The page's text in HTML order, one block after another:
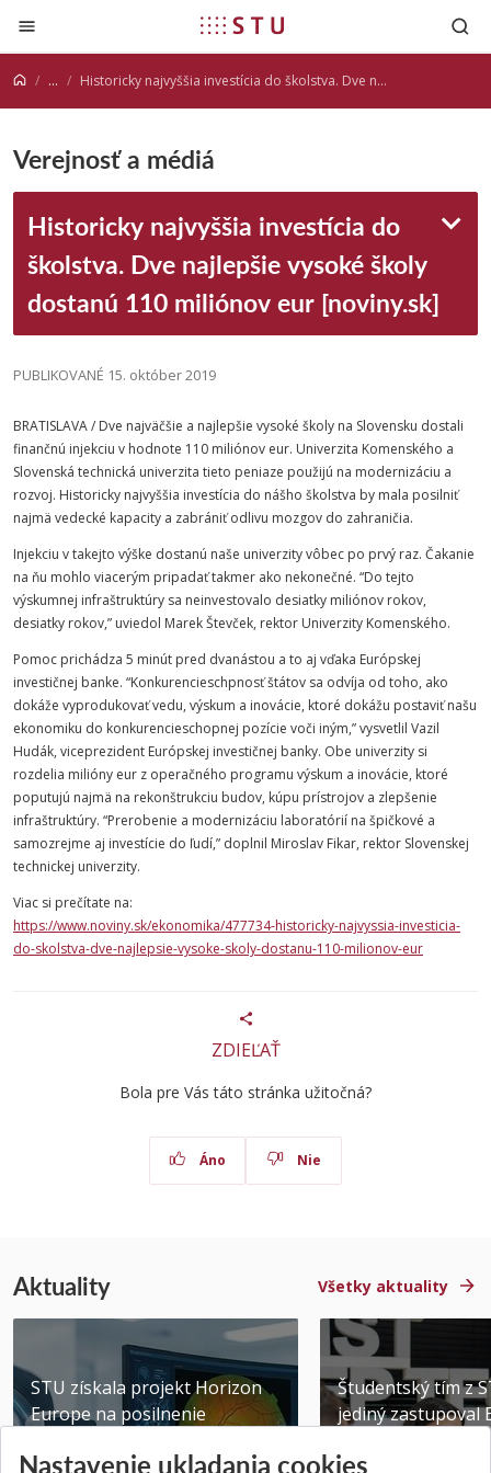
Prejsť na obsah
... Historicky najvyššia investícia do školstva. Dve najlepšie vysoké školy dostanú 110 miliónov eur [noviny.sk]
Verejnosť a médiá
Historicky najvyššia investícia do
školstva. Dve najlepšie vysoké školy
dostanú 110 miliónov eur [noviny.sk]
PUBLIKOVANÉ 15. október 2019
BRATISLAVA / Dve najväčšie a najlepšie vysoké školy na Slovensku dostali
finančnú injekciu v hodnote 110 miliónov eur. Univerzita Komenského a
Slovenská technická univerzita tieto peniaze použijú na modernizáciu a
rozvoj. Historicky najvyššia investícia do nášho školstva by mala posilniť
najmä vedecké kapacity a zabrániť odlivu mozgov do zahraničia.
Injekciu v takejto výške dostanú naše univerzity vôbec po prvý raz. Čakanie
na ňu mohlo viacerým pripadať takmer ako nekonečné. “Do tejto
výskumnej infraštruktúry sa neinvestovalo desiatky miliónov rokov,
desiatky rokov,” uviedol Marek Števček, rektor Univerzity Komenského.
Pomoc prichádza 5 minút pred dvanástou a to aj vďaka Európskej
investičnej banke. “Konkurencieschpnosť štátov sa odvíja od toho, ako
dokáže vyprodukovať vedu, výskum a inovácie, ktoré dokážu postaviť našu
ekonomiku do konkurencieschopnej pozície voči iným,” vysvetlil Vazil
Hudák, viceprezident Európskej investičnej banky. Obe univerzity si
rozdelia milióny eur z operačného programu výskum a inovácie, ktoré
poputujú najmä na rekonštrukciu budov, kúpu prístrojov a zlepšenie
infraštruktúry. “Prerobenie a modernizáciu laboratórií na špičkové a
samozrejme aj investície do ľudí,” doplnil Miroslav Fikar, rektor Slovenskej
technickej univerzity.
Viac si prečítate na:
https://www.noviny.sk/ekonomika/477734-historicky-najvyssia-investicia-
do-skolstva-dve-najlepsie-vysoke-skoly-dostanu-110-milionov-eur
ZDIEĽAŤ
Bola pre Vás táto stránka užitočná?
Áno Nie
Aktuality Všetky aktuality
STU získala projekt Horizon
Europe na posilnenie
Publikované 31.07.2026
Študentský tím z
jediný zastupoval
Publikované
Nastavenie ukladania cookies